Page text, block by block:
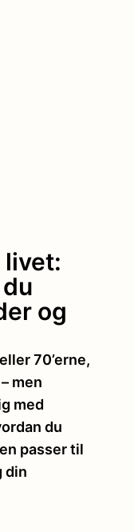
livet:
og
70’erne,
men
med
du
passer til
din